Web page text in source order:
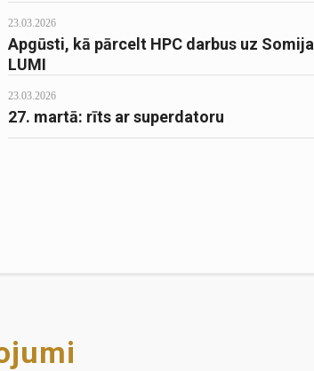
23.03.2026
Apgūsti, kā pārcelt HPC darbus uz
LUMI
23.03.2026
27. martā: rīts ar superdatoru